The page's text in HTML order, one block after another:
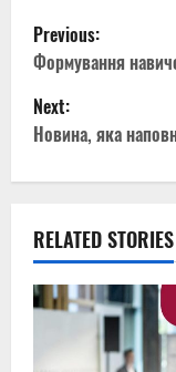
P
o
s
a
v
Previous:
Формування
Next:
Новина, яка
RELATED STORIES